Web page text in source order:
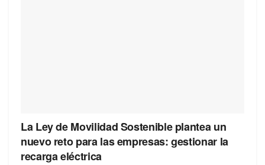
La Ley de Movilidad Sostenible plantea un
nuevo reto para las empresas: gestionar la
recarga eléctrica